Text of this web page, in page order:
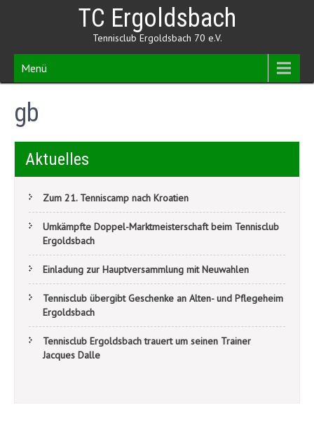
TC Ergoldsbach
Tennisclub Ergoldsbach 70 e.V.
Menü
gb
Aktuelles
Zum 21. Tenniscamp nach Kroatien
Umkämpfte Doppel-Marktmeisterschaft beim Tennisclub
Ergoldsbach
Einladung zur Hauptversammlung mit Neuwahlen
Tennisclub übergibt Geschenke an Alten- und Pflegeheim
Ergoldsbach
Tennisclub Ergoldsbach trauert um seinen Trainer
Jacques Dalle